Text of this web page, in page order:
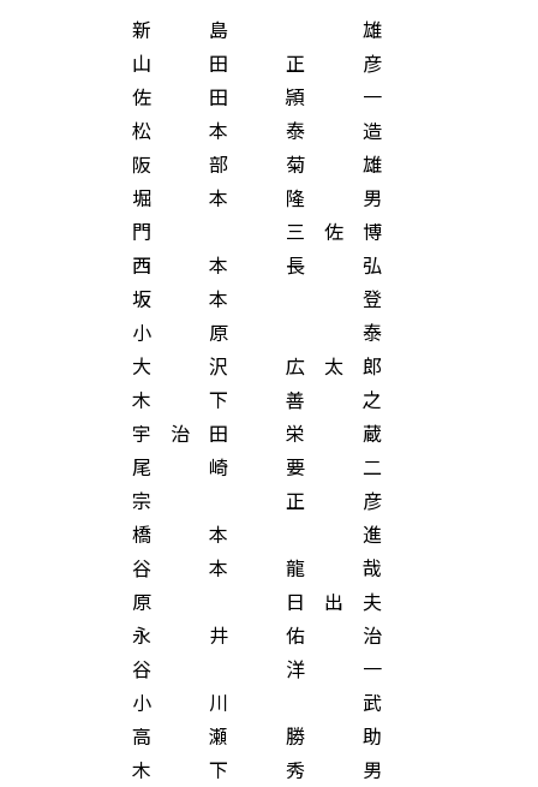
新 島 雄
山 田 正 彦
佐 田 頴 一
松 本 泰 造
阪 部 菊 雄
堀 本 隆 男
門 三 佐 博
西 本 長 弘
坂 本 登
小 原 泰
大 沢 広 太 郎
木 下 善 之
宇 治 田 栄 蔵
尾 崎 要 二
番 宗 正 彦
番 橋 本 進
谷 本 龍 哉
原 日 出 夫
永 井 佑 治
番 谷 洋 一
番 小 川 武
番 高 瀬 勝 助
番 木 下 秀 男